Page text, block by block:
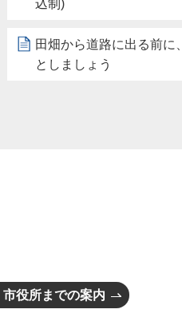
込制)
田畑から道路に出る前に
としましょう
市役所までの案内